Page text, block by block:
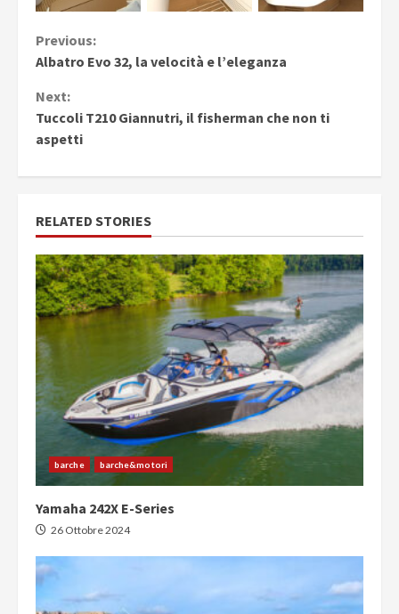
Continue
Reading
Previous:
Albatro Evo 32, la velocità e l’eleganza
Next:
Tuccoli T210 Giannutri, il fisherman che non ti
aspetti
RELATED STORIES
barche barche&motori
Yamaha 242X E-Series
26 Ottobre 2024